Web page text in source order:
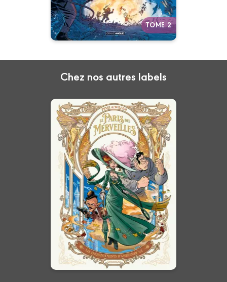
TOME 2
Chez nos autres labels
Le Paris des
Merveilles
Vol. 02
Date de parution :
15/11/2023
Bienvenue dans le Paris des
Merveilles !
En voir +